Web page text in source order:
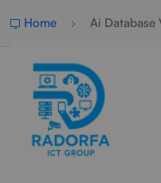
Home Ai Database